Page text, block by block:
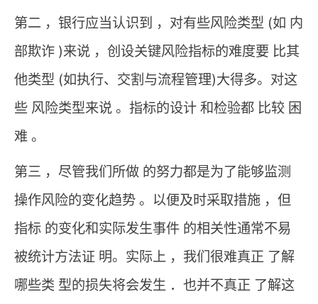
第二 ，银行应当认识到 ，对有些风险类型 (如 内
部欺诈 )来说 ，创设关键风险指标的难度要 比其
他类型 (如执行、交割与流程管理)大得多。对这
些 风险类型来说 。指标的设计 和检验都 比较 困
难 。
第三 ，尽管我们所做 的努力都是为了能够监测
操作风险的变化趋势 。以便及时采取措施 ，但
指标 的变化和实际发生事件 的相关性通常不易
被统计方法证 明。实际上 ，我们很难真正 了解
哪些类 型的损失将会发生 ．也并不真正 了解这